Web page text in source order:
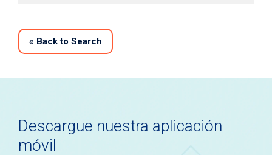
« Back to Search
Descargue nuestra aplicación
móvil